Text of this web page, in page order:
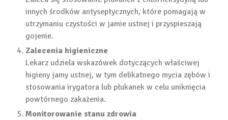
innych środków antyseptycznych, które pomagają w
utrzymaniu czystości w jamie ustnej i przyspieszają
gojenie.
Zalecenia higieniczne
Lekarz udziela wskazówek dotyczących właściwej
higieny jamy ustnej, w tym delikatnego mycia zębów i
stosowania irygatora lub płukanek w celu uniknięcia
powtórnego zakażenia.
Monitorowanie stanu zdrowia